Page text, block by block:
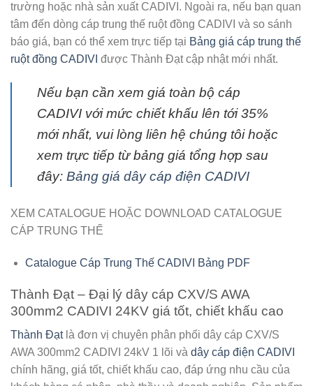
trường hoặc nhà sản xuất CADIVI. Ngoài ra, nếu bạn quan
tâm đến dòng cáp trung thế ruột đồng CADIVI và so sánh
báo giá, bạn có thể xem trực tiếp tại Bảng giá cáp trung thế
ruột đồng CADIVI được Thành Đạt cập nhật mới nhất.
Nếu bạn cần xem giá toàn bộ cáp
CADIVI với mức chiết khấu lên tới 35%
mới nhất, vui lòng liên hệ chúng tôi hoặc
xem trực tiếp từ bảng giá tổng hợp sau
đây: Bảng giá dây cáp điện CADIVI
XEM CATALOGUE HOẶC DOWNLOAD CATALOGUE
CÁP TRUNG THẾ
Catalogue Cáp Trung Thế CADIVI Bảng PDF
Thành Đạt – Đại lý dây cáp CXV/S AWA
300mm2 CADIVI 24KV giá tốt, chiết khấu cao
Thành Đạtlà đơn vị chuyên phân phối dây cáp CXV/S
AWA 300mm2 CADIVI 24kV 1 lõi và dây cáp điện CADIVI
chính hãng, giá tốt, chiết khấu cao, đáp ứng nhu cầu của